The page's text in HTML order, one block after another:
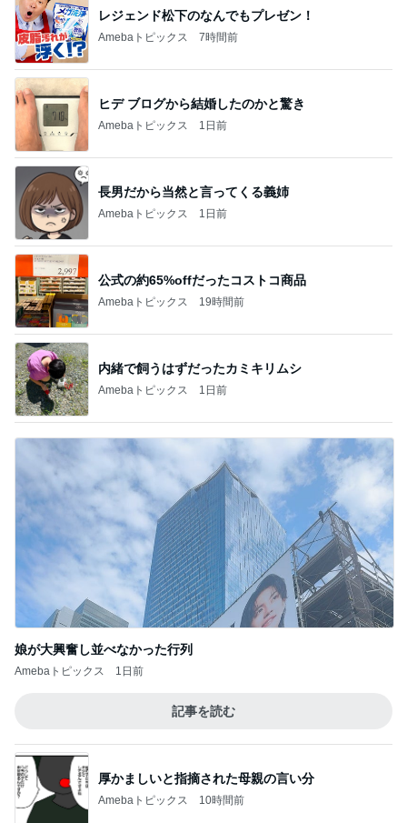
レジェンド松下のなんでもプレゼン！
Amebaトピックス 7時間前
ヒデ ブログから結婚したのかと驚き
Amebaトピックス 1日前
長男だから当然と言ってくる義姉
Amebaトピックス 1日前
公式の約65%offだったコストコ商品
Amebaトピックス 19時間前
内緒で飼うはずだったカミキリムシ
Amebaトピックス 1日前
娘が大興奮し並べなかった行列
Amebaトピックス 1日前
記事を読む
厚かましいと指摘された母親の言い分
Amebaトピックス 10時間前